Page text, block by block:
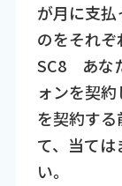
が月に支
のをそれぞ
SC8 あな
ォンを契約
を契約す
て、当ては
い。